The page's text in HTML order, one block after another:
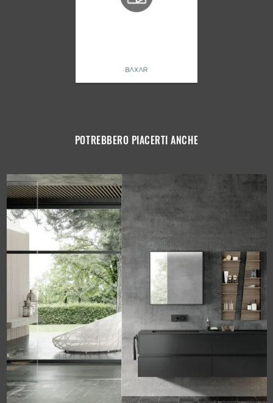
POTREBBERO PIACERTI ANCHE